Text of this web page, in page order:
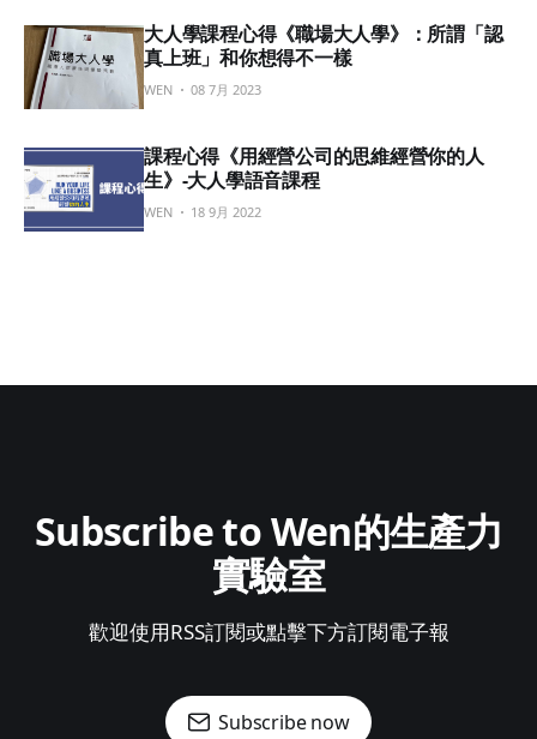
大人學課程心得《職場大人學》：所謂「認
真上班」和你想得不一樣
WEN 08 7月 2023
課程心得《用經營公司的思維經營你的人
生》-大人學語音課程
WEN 18 9月 2022
Subscribe to Wen的生產力
實驗室
歡迎使用RSS訂閱或點擊下方訂閱電子報
Subscribe now